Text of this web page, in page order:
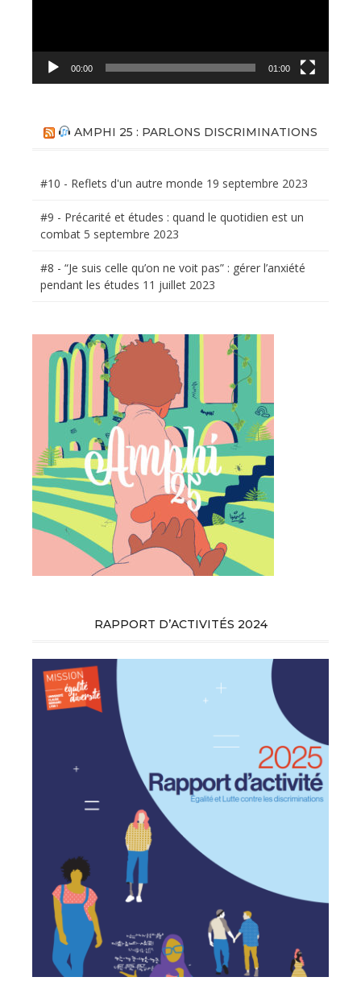
00:00 01:00
AMPHI 25 : PARLONS DISCRIMINATIONS
#10 - Reflets d'un autre monde 19 septembre 2023
#9 - Précarité et études : quand le quotidien est un
combat 5 septembre 2023
#8 - “Je suis celle qu’on ne voit pas” : gérer l’anxiété
pendant les études 11 juillet 2023
RAPPORT D’ACTIVITÉS 2024